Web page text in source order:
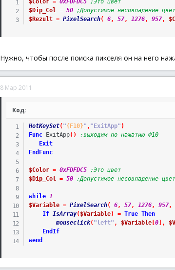
$Color = 0xFDFDC5
;Это цвет
$Dip_Col = 50
;Допустимое несовпадение
$Rezult = PixelSearch( 6, 57, 1276, 957,
Нужно, чтобы после поиска пикселя он на него
8 Мар 2011
Код:
HotKeySet( "{F10}" , "ExitApp" )
Func
ExitApp( )
;выходим по нажатию Ф10
Exit
EndFunc
$Color = 0xFDFDC5
;Это цвет
$Dip_Col = 50 ;Допустимое несовпадение
while 1
$Variable = PixelSearch( 6, 57, 1276, 957,
If IsArray( $Variable) = True Then
mouseclick( "left" , $Variable[ 0] ,
EndIf
wend